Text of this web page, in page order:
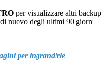
per visualizzare altri backup
di nuovo degli ultimi 90 giorni
per ingrandirle